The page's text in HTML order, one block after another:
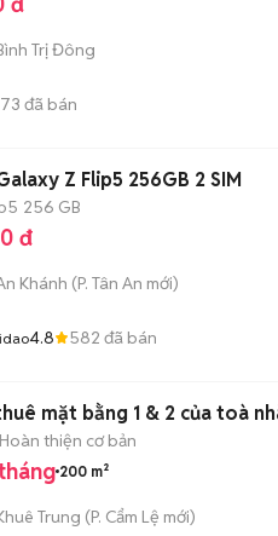
Trị Đông
đã bán
Z Flip5 256GB 2 SIM
256 GB
đ
Khánh (P. Tân An mới)
4.8 582 đã bán
mặt bằng 1 & 2 của toà
Hoàn thiện cơ bản
200 m²
Trung (P. Cẩm Lệ mới)